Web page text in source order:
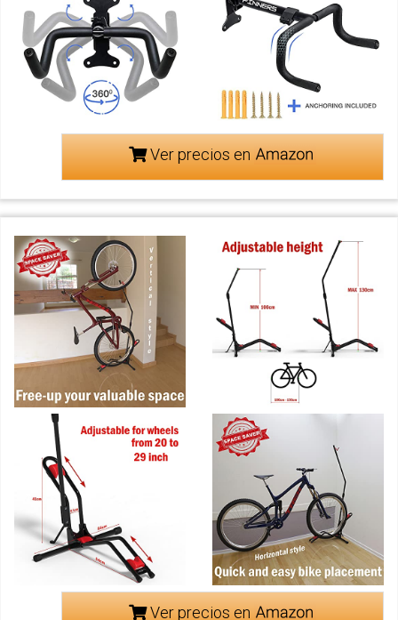
Ver precios en
Ver precios en